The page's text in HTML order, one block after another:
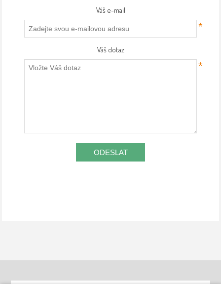
Váš e-mail
*
Váš dotaz
*
ODESLAT